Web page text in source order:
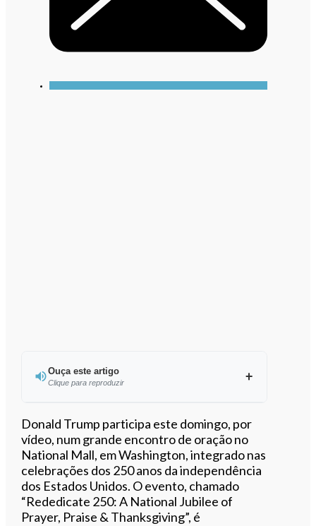
Ouça este artigo
Clique para reproduzir
Ouvir este artigo
Donald Trump participa este domingo, por
vídeo, num grande encontro de oração no
National Mall, em Washington, integrado nas
celebrações dos 250 anos da independência
dos Estados Unidos. O evento, chamado
“Rededicate 250: A National Jubilee of
Prayer, Praise & Thanksgiving”, é